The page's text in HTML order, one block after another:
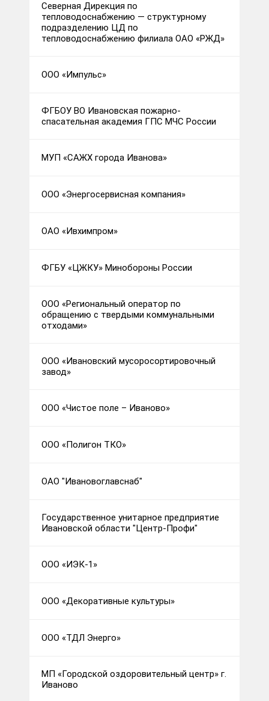
Северная Дирекция по
тепловодоснабжению — структурному
подразделению ЦД по
тепловодоснабжению филиала ОАО «РЖД»
ООО «Импульс»
ФГБОУ ВО Ивановская пожарно-
спасательная академия ГПС МЧС России
МУП «САЖХ города Иванова»
ООО «Энергосервисная компания»
ОАО «Ивхимпром»
ФГБУ «ЦЖКУ» Минобороны России
ООО «Региональный оператор по
обращению с твердыми коммунальными
отходами»
ООО «Ивановский мусоросортировочный
завод»
ООО «Чистое поле – Иваново»
ООО «Полигон ТКО»
ОАО "Ивановоглавснаб"
Государственное унитарное предприятие
Ивановской области "Центр-Профи"
ООО «ИЭК-1»
ООО «Декоративные культуры»
ООО «ТДЛ Энерго»
МП «Городской оздоровительный центр» г.
Иваново